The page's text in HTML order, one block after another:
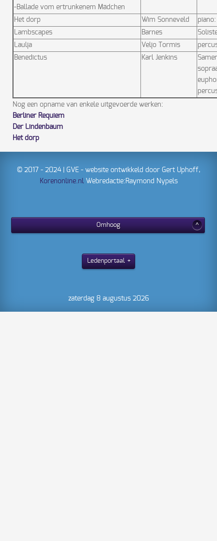
-Ballade vom ertrunkenem Mädchen
Het dorp Wim Sonneveld
Lambscapes
Barnes
Laulja
Veljo Tormis
Benedictus
Karl Jenkins
Nog een opname van enkele uitgevoerde werken:
Berliner Requiem
Der Lindenbaum
Het dorp
© 2017 - 2024 | GVE - website ontwikkeld door Gert Uphoff,
Korenonline.nlWebredactie:Raymond Nypels
Omhoog
Ledenportaal
zaterdag 8 augustus 2026